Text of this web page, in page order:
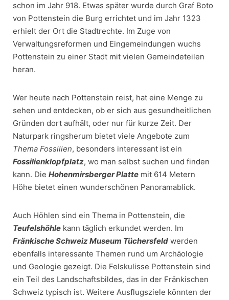
schon im Jahr 918. Etwas später wurde durch Graf Boto
von Pottenstein die Burg errichtet und im Jahr 1323
erhielt der Ort die Stadtrechte. Im Zuge von
Verwaltungsreformen und Eingemeindungen wuchs
Pottenstein zu einer Stadt mit vielen Gemeindeteilen
heran.
Wer heute nach Pottenstein reist, hat eine Menge zu
sehen und entdecken, ob er sich aus gesundheitlichen
Gründen dort aufhält, oder nur für kurze Zeit. Der
Naturpark ringsherum bietet viele Angebote zum
Thema Fossilien, besonders interessant ist ein
Fossilienklopfplatz, wo man selbst suchen und finden
kann. Die Hohenmirsberger Platte mit 614 Metern
Höhe bietet einen wunderschönen Panoramablick.
Auch Höhlen sind ein Thema in Pottenstein, die
Teufelshöhle kann täglich erkundet werden. Im
Fränkische Schweiz Museum Tüchersfeld werden
ebenfalls interessante Themen rund um Archäologie
und Geologie gezeigt. Die Felskulisse Pottenstein sind
ein Teil des Landschaftsbildes, das in der Fränkischen
Schweiz typisch ist. Weitere Ausflugsziele könnten der